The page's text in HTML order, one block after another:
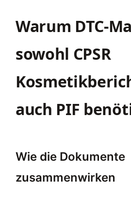
Warum DTC-
sowohl CPSR
auch PIF
Wie die Dokumente
zusammenwirken